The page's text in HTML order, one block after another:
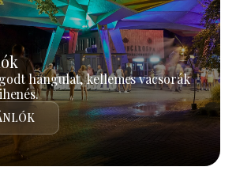
hangulat, kellemes vacsorák